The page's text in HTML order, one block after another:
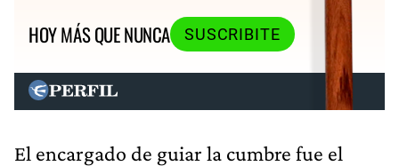
HOY MÁS QUE NUNCA
SUSCRIBITE
El encargado de guiar la cumbre fue el